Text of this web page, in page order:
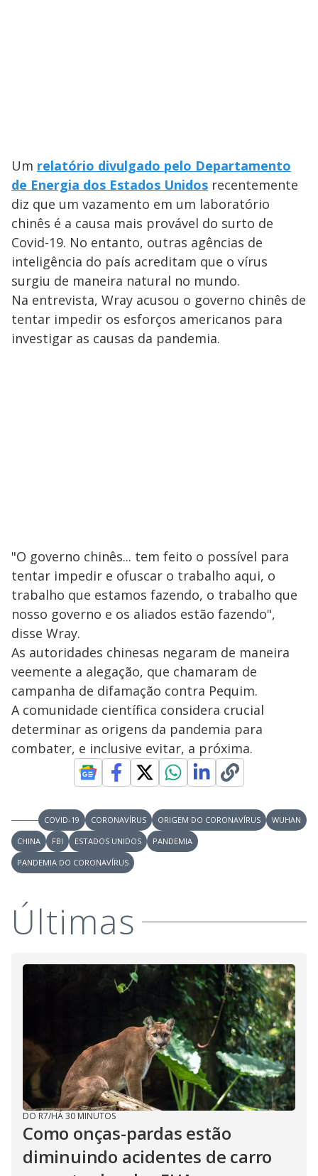
Um relatório divulgado pelo Departamento
de Energia dos Estados Unidos recentemente
diz que um vazamento em um laboratório
chinês é a causa mais provável do surto de
Covid-19. No entanto, outras agências de
inteligência do país acreditam que o vírus
surgiu de maneira natural no mundo.
Na entrevista, Wray acusou o governo chinês de
tentar impedir os esforços americanos para
investigar as causas da pandemia.
"O governo chinês... tem feito o possível para
tentar impedir e ofuscar o trabalho aqui, o
trabalho que estamos fazendo, o trabalho que
nosso governo e os aliados estão fazendo",
disse Wray.
As autoridades chinesas negaram de maneira
veemente a alegação, que chamaram de
campanha de difamação contra Pequim.
A comunidade científica considera crucial
determinar as origens da pandemia para
combater, e inclusive evitar, a próxima.
COVID-19 CORONAVÍRUS ORIGEM DO CORONAVÍRUS
WUHAN
CHINA
FBI ESTADOS UNIDOS
PANDEMIA
PANDEMIA DO CORONAVÍRUS
Últimas
DO R7/HÁ 30 MINUTOS
Como onças-pardas estão
diminuindo acidentes de carro